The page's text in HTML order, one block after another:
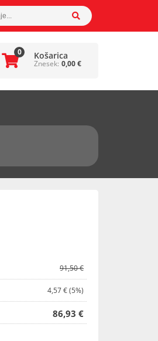
Košarica
0
Znesek: 0,00€
91,50 €
4,57 € (5%)
86,93 €